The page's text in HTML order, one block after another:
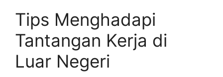
Tips Menghadapi
Tantangan Kerja di
Luar Negeri